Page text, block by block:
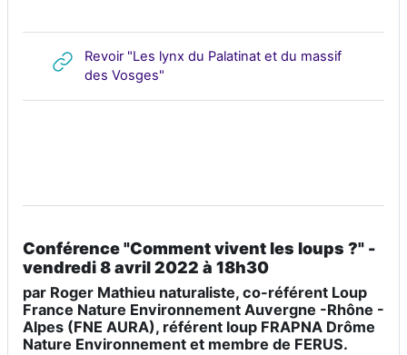
Revoir "Les lynx du Palatinat et du massif
des Vosges"
Conférence "Comment vivent les loups ?" -
vendredi 8 avril 2022 à 18h30
par Roger Mathieu naturaliste, co-référent Loup
France Nature Environnement Auvergne -Rhône -
Alpes (FNE AURA), référent loup FRAPNA Drôme
Nature Environnement et membre de FERUS.